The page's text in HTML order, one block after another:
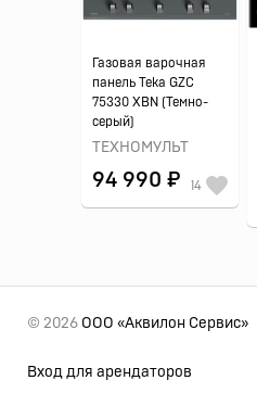
Газовая варочная
панель Teka GZC
75330 XBN (Темно-
серый)
ТЕХНОМУЛЬТ
94 990 ₽ 14
© 2026 ООО «Аквилон Сервис»
Вход для арендаторов